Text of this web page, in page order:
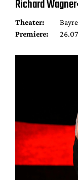
Richard
Theater:
Premiere: